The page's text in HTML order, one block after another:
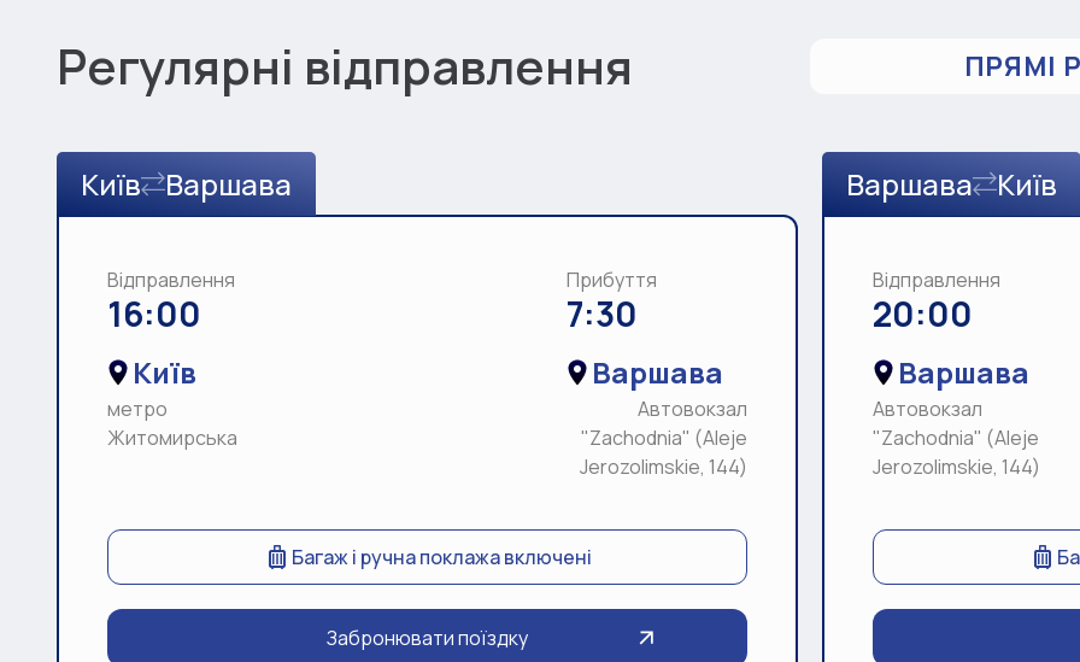
Регулярні відправлення ПРЯМІ
Київ Варшава
Відправлення
16:00
Київ
метро
Житомирська
Прибуття
7:30
Варшава
Автовокзал
"Zachodnia" (Aleje
Jerozolimskie, 144)
Багаж і ручна поклажа включені
Забронювати поїздку
Варшава Київ
Відправлення
20:00
Варшава
Автовокзал
"Zachodnia" (Aleje
Jerozolimskie, 144)